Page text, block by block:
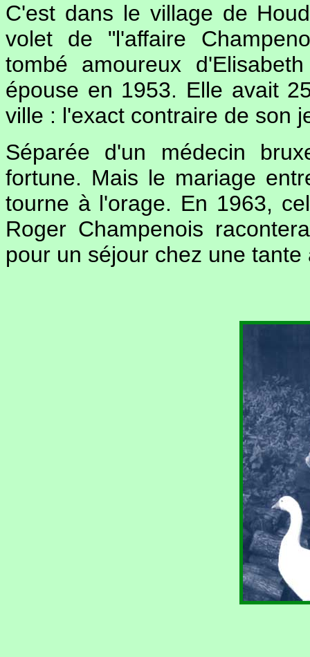
C'est dans le village de
volet de "l'affaire
tombé amoureux
épouse en 1953. Elle avait
ville : l'exact contraire de son
Séparée d'un médecin
fortune. Mais le mariage
tourne à l'orage. En 1963,
Roger Champenois
pour un séjour chez une